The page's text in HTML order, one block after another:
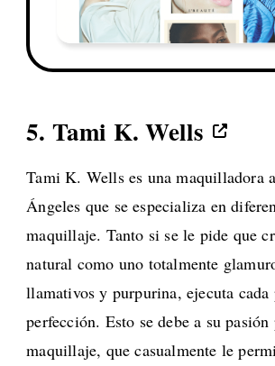
5. Tami K. Wells
Tami K. Wells es una maquilladora
Ángeles que se especializa en
maquillaje. Tanto si se le pide que
natural como uno totalmente
llamativos y purpurina, ejecuta cada
perfección. Esto se debe a su
maquillaje, que casualmente le